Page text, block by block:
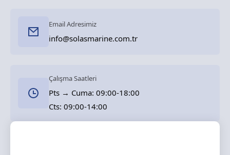
Email Adresimiz
info@solasmarine.com.tr
Çalışma Saatleri
Pts → Cuma: 09:00-18:00
Cts: 09:00-14:00